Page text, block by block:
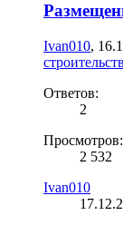
Ivan010,
Ответов:
2
Просмотров:
2 532
Ivan010